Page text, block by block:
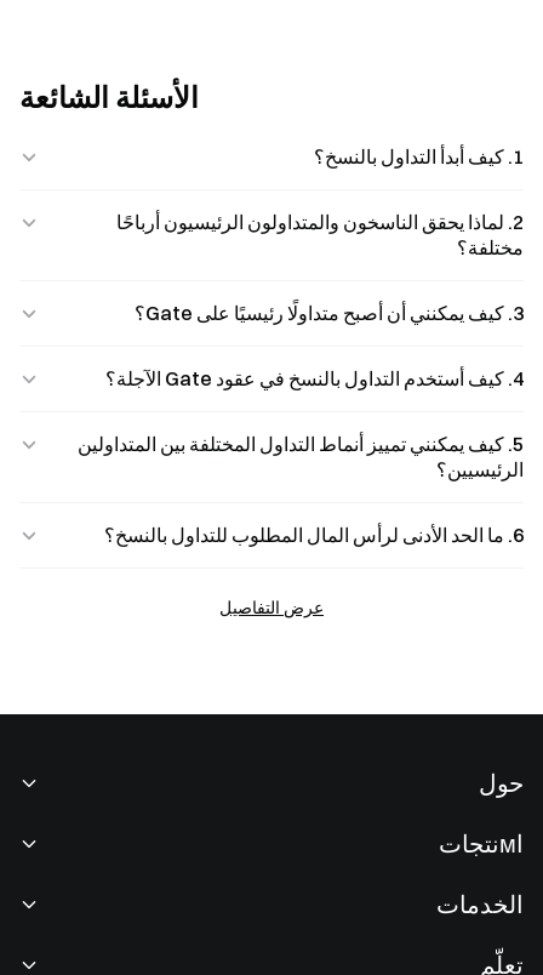
الأسئلة الشائعة
1. كيف أبدأ التداول بالنسخ؟
2. لماذا يحقق الناسخون والمتداولون الرئيسيون أرباحًا
مختلفة؟
3. كيف يمكنني أن أصبح متداولًا رئيسيًا على Gate؟
4. كيف أستخدم التداول بالنسخ في عقود Gate الآجلة؟
5. كيف يمكنني تمييز أنماط التداول المختلفة بين المتداولين
الرئيسيين؟
6. ما الحد الأدنى لرأس المال المطلوب للتداول بالنسخ؟
عرض التفاصيل
حول
غرفة الأخبار
راعي سباق أوراكل ريد بُل
اмنتجات
التداول الفوري
الخدمات
مزايا VIP
تعلّم